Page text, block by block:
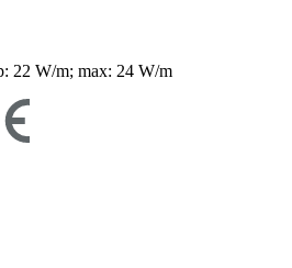
22 W/m; max: 24 W/m